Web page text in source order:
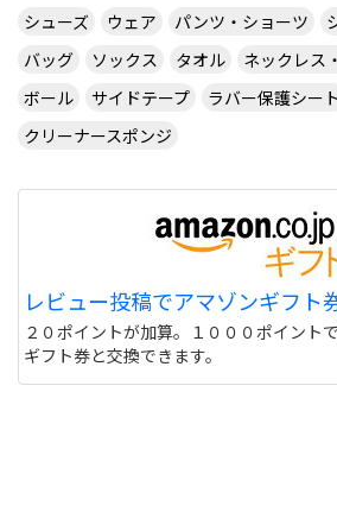
シューズ ウェア パンツ・ショーツ
バッグ
ソックス タオル
ネックレス
ボール
サイドテープ ラバー保護シート
クリーナースポンジ
レビュー投稿でアマゾンギフト
２０ポイントが加算。１０００ポイント
ギフト券と交換できます。